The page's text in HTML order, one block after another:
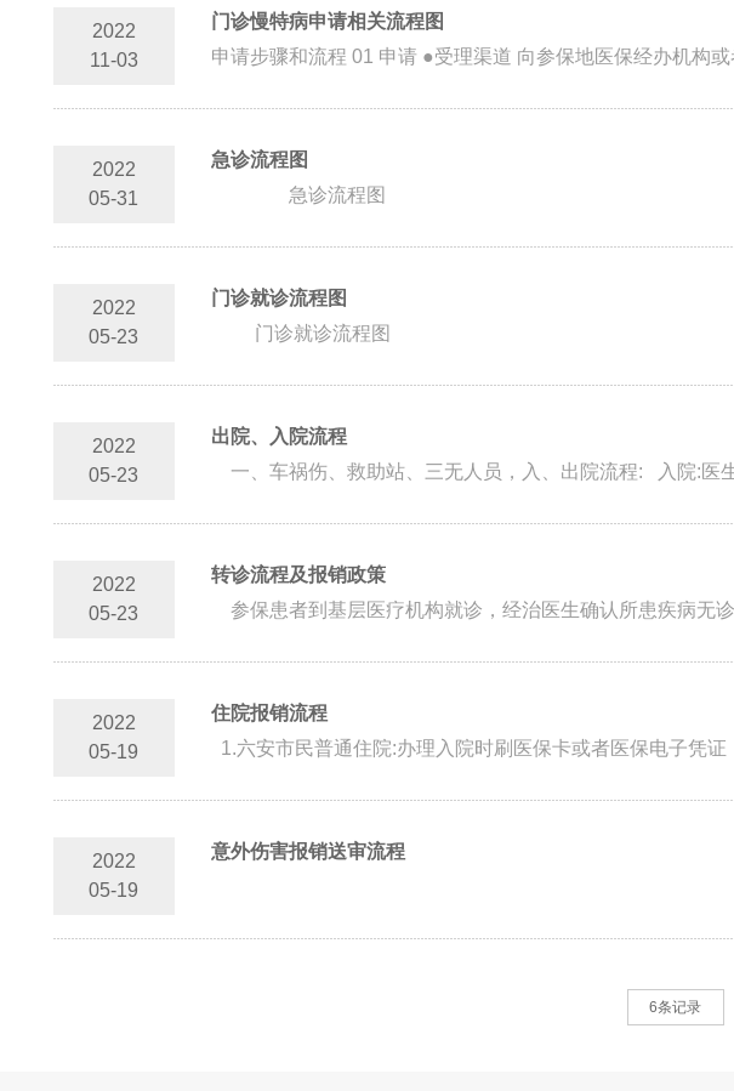
2022
11-03
门诊慢特病申请相关流程图
2022
05-31
急诊流程图
急诊流程图
2022
05-23
门诊就诊流程图
门诊就诊流程图
2022
05-23
出院、入院流程
一、车祸伤、救助站、三无人员，入、出院流程: 入院:医
2022
05-23
转诊流程及报销政策
参保患者到基层医疗机构就诊，经治医生确认所患疾病无
2022
05-19
住院报销流程
1.六安市民普通住院:办理入院时刷医保卡或者医保电子凭
2022
05-19
意外伤害报销送审流程
6条记录